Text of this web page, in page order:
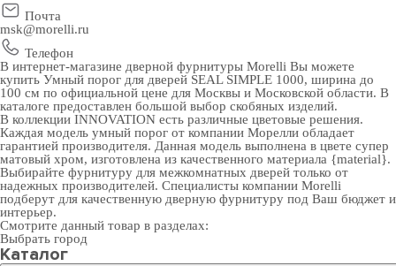
Почта
msk@morelli.ru
Телефон
В интернет-магазине дверной фурнитуры Morelli Вы можете
купить Умный порог для дверей SEAL SIMPLE 1000, ширина до
100 см по официальной цене для Москвы и Московской области. В
каталоге предоставлен большой выбор скобяных изделий.
В коллекции INNOVATION есть различные цветовые решения.
Каждая модель умный порог от компании Морелли обладает
гарантией производителя. Данная модель выполнена в цвете супер
матовый хром, изготовлена из качественного материала {material}.
Выбирайте фурнитуру для межкомнатных дверей только от
надежных производителей. Специалисты компании Morelli
подберут для качественную дверную фурнитуру под Ваш бюджет и
интерьер.
Смотрите данный товар в разделах:
Выбрать город
Каталог